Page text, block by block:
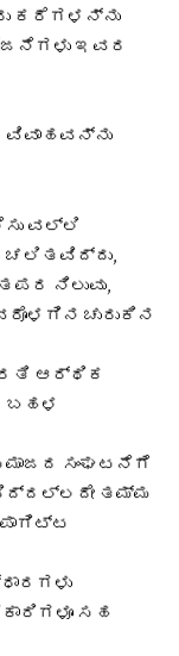
ಕರೆಗಳನ್ನು
ಇವರ
ವಿವಾಹವನ್ನು
ವಲ್ಲಿ
ನಿಲುವು,
ಚುರುಕಿನ
ಆರ್ಥಿಕ
ಬಹಳ
ಸಂಘಟನೆಗೆ
ತಮ್ಮ
ಸಹ